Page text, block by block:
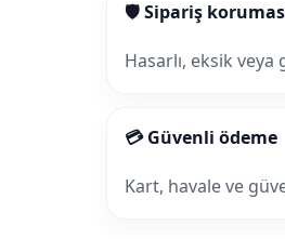
🛡 Sipariş
Hasarlı, eksik
💳 Güvenli ödeme
Kart, havale ve